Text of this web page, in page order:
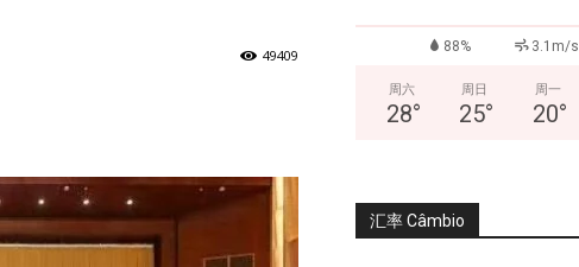
49409 88% 3.1m/s
周六
28°
周日
25°
周一
20°
汇率 Câmbio